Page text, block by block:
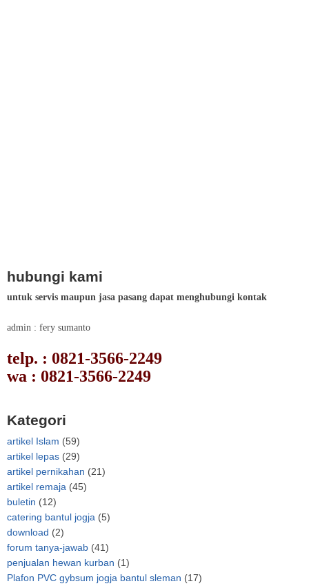
hubungi kami
untuk servis maupun jasa pasang dapat menghubungi kontak
admin : fery sumanto
telp. : 0821-3566-2249
wa : 0821-3566-2249
Kategori
artikel Islam (59)
artikel lepas (29)
artikel pernikahan (21)
artikel remaja (45)
buletin (12)
catering bantul jogja (5)
download (2)
forum tanya-jawab (41)
penjualan hewan kurban (1)
Plafon PVC gybsum jogja bantul sleman (17)